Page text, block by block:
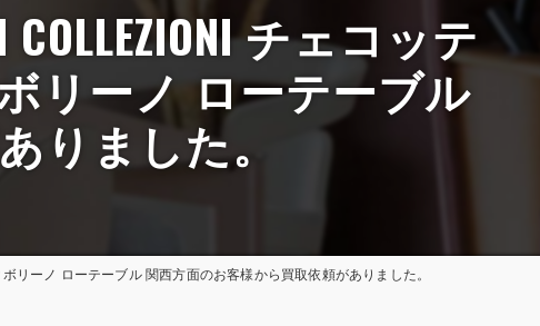
Youtube動画
チェコッテ
ボリーノ ローテーブル
りました。
ボリーノ ローテーブル 関西方面のお客様から買取依頼がありました。